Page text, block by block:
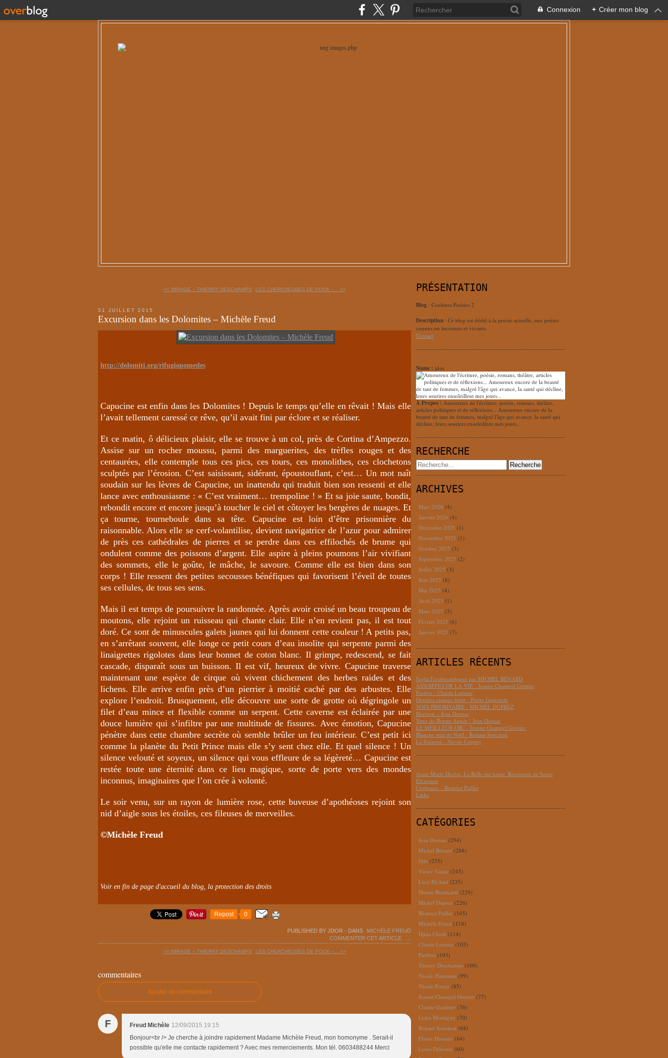
Connexion + Créer mon blog
<< MIRAGE – THIERRY DESCHAMPS LES CHERCHEUSES DE POUX –... >>
31 JUILLET 2015
Excursion dans les Dolomites – Michèle Freud
http://dolomiti.org/rifugiopomedes
Capucine est enfin dans les Dolomites ! Depuis le temps qu’elle en rêvait ! Mais elle
l’avait tellement caressé ce rêve, qu’il avait fini par éclore et se réaliser.
Et ce matin, ô délicieux plaisir, elle se trouve à un col, près de Cortina d’Ampezzo.
Assise sur un rocher moussu, parmi des marguerites, des trèfles rouges et des
centaurées, elle contemple tous ces pics, ces tours, ces monolithes, ces clochetons
sculptés par l’érosion. C’est saisissant, sidérant, époustouflant, c’est… Un mot naît
soudain sur les lèvres de Capucine, un inattendu qui traduit bien son ressenti et elle
lance avec enthousiasme : « C’est vraiment… trempoline ! » Et sa joie saute, bondit,
rebondit encore et encore jusqu’à toucher le ciel et côtoyer les bergères de nuages. Et
ça tourne, tourneboule dans sa tête. Capucine est loin d’être prisonnière du
raisonnable. Alors elle se cerf-volantilise, devient navigatrice de l’azur pour admirer
de près ces cathédrales de pierres et se perdre dans ces effilochés de brume qui
ondulent comme des poissons d’argent. Elle aspire à pleins poumons l’air vivifiant
des sommets, elle le goûte, le mâche, le savoure. Comme elle est bien dans son
corps ! Elle ressent des petites secousses bénéfiques qui favorisent l’éveil de toutes
ses cellules, de tous ses sens.
Mais il est temps de poursuivre la randonnée. Après avoir croisé un beau troupeau de
moutons, elle rejoint un ruisseau qui chante clair. Elle n’en revient pas, il est tout
doré. Ce sont de minuscules galets jaunes qui lui donnent cette couleur ! A petits pas,
en s’arrêtant souvent, elle longe ce petit cours d’eau insolite qui serpente parmi des
linaigrettes rigolotes dans leur bonnet de coton blanc. Il grimpe, redescend, se fait
cascade, disparaît sous un buisson. Il est vif, heureux de vivre. Capucine traverse
maintenant une espèce de cirque où vivent chichement des herbes raides et des
lichens. Elle arrive enfin près d’un pierrier à moitié caché par des arbustes. Elle
explore l’endroit. Brusquement, elle découvre une sorte de grotte où dégringole un
filet d’eau mince et flexible comme un serpent. Cette caverne est éclairée par une
douce lumière qui s’infiltre par une multitude de fissures. Avec émotion, Capucine
pénètre dans cette chambre secrète où semble brûler un feu intérieur. C’est petit ici
comme la planète du Petit Prince mais elle s’y sent chez elle. Et quel silence ! Un
silence velouté et soyeux, un silence qui vous effleure de sa légèreté… Capucine est
restée toute une éternité dans ce lieu magique, sorte de porte vers des mondes
inconnus, imaginaires que l’on crée à volonté.
Le soir venu, sur un rayon de lumière rose, cette buveuse d’apothéoses rejoint son
nid d’aigle sous les étoiles, ces fileuses de merveilles.
©Michèle Freud
Voir en fin de page d'accueil du blog, la protection des droits
Repost 0
PUBLISHED BY JDOR - DANS
MICHÈLE FREUD
COMMENTER CET ARTICLE
<< MIRAGE – THIERRY DESCHAMPS LES CHERCHEUSES DE POUX –... >>
commentaires
Ajouter un commentaire
F Freud Michèle 12/09/2015 19:15
Bonjour<br /> Je cherche à joindre rapidement Madame Michèle Freud, mon homonyme . Serait-il
possible qu'elle me contacte rapidement ? Avec mes remerciements. Mon tél. 0603488244 Merci
PRÉSENTATION
Blog : Couleurs Poésies 2
Description : Ce blog est dédié à la poésie actuelle, aux poètes
connus ou inconnus et vivants.
Contact
Name : jdor
À Propos : Amoureux de l'écriture, poésie, romans, théâtre,
articles politiques et de réflexions... Amoureux encore de la
beauté de tant de femmes, malgré l'âge qui avance, la santé qui
décline, leurs sourires ensoleillent mes jours...
RECHERCHE
ARCHIVES
Mars 2026 (4)
Janvier 2026 (4)
Décembre 2025 (1)
Novembre 2025 (1)
Octobre 2025 (3)
Septembre 2025 (2)
Juillet 2025 (3)
Juin 2025 (8)
Mai 2025 (4)
Avril 2025 (1)
Mars 2025 (3)
Février 2025 (6)
Janvier 2025 (7)
ARTICLES RÉCENTS
Saghi Farahmandpour par MICHEL BÉNARD
ASSOIFFÉS DE LA VIE - Jeanne Champel Grenier
Furtive - Claude Luezior
Derrière chaque front - Pierre Guérande
VOIX PRIORITAIRE - MICHEL DUPREZ
Horizon – Jean Dornac
Veux de Bonne Année ! Jean Dornac
LE MEILLEUR CRU - Jeanne Champel Grenier
Blanche nuit de Noël - Roland Souchon
La Poétesse - Nicole Coppey
Anne-Marie Derèse, La Belle me hante. Recension de Sonia
Elvireanu
Corbeaux – Béatrice Pailler
Links
CATÉGORIES
Jean Dornac (294)
Michel Bénard (288)
Ode (255)
Victor Varjac (245)
Luce Péclard (235)
Denise Bernhardt (229)
Michel Duprez (226)
Béatrice Pailler (165)
Michèle Freud (118)
Djida Cherfi (114)
Claude Luezior (105)
Pierfetz (103)
Thierry Deschamps (100)
Nicole Hardouin (99)
Nicole Portay (85)
Jeanne Champel Grenier (77)
Claude Gauthier (76)
Lydia Montigny (70)
Roland Souchon (68)
Eliane Hurtado (64)
Louis Delorme (60)